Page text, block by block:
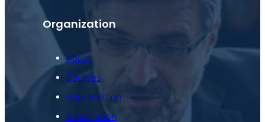
Organization
About
Courses
Appreciation
Association